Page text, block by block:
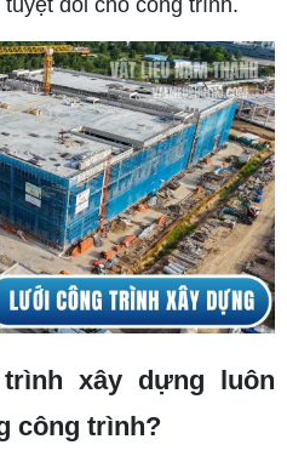
đối cho công trình.
xây dựng luôn
công trình?